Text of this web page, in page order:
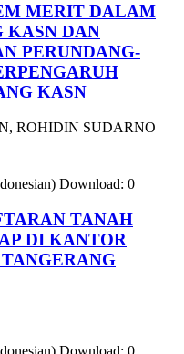
MERIT DALAM
KASN DAN
PERUNDANG-
KASN
ROHIDIN SUDARNO
Download: 0
TANAH
DI KANTOR